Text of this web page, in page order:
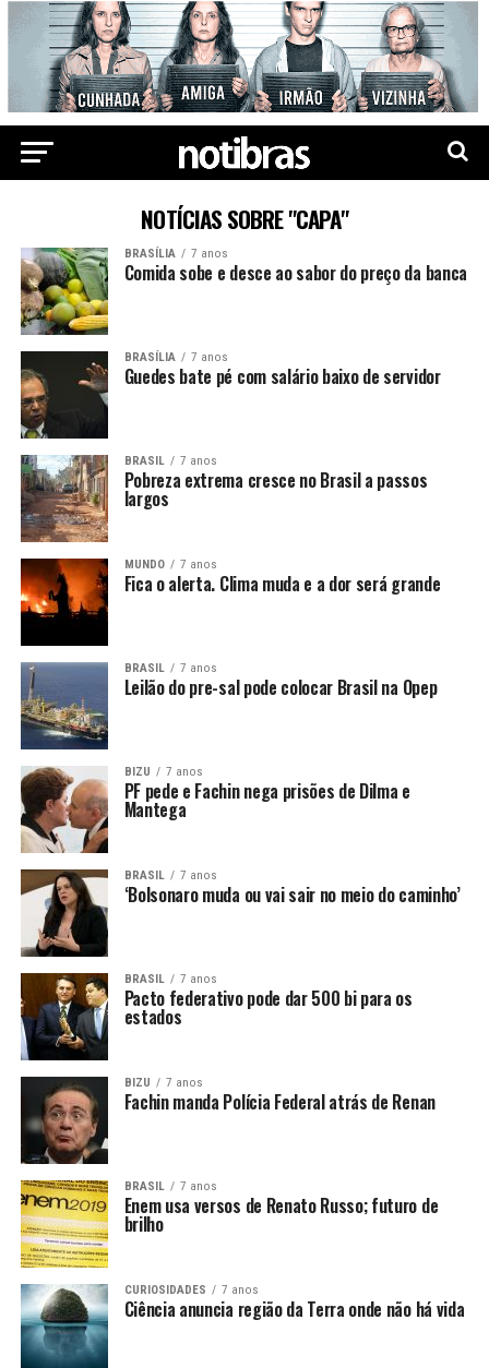
NOTÍCIAS SOBRE "CAPA"
BRASÍLIA 7 anos
Comida sobe e desce ao sabor do preço da banca
BRASÍLIA 7 anos
Guedes bate pé com salário baixo de servidor
BRASIL 7 anos
Pobreza extrema cresce no Brasil a passos
largos
MUNDO 7 anos
Fica o alerta. Clima muda e a dor será grande
BRASIL 7 anos
Leilão do pre-sal pode colocar Brasil na Opep
BIZU 7 anos
PF pede e Fachin nega prisões de Dilma e
Mantega
BRASIL 7 anos
‘Bolsonaro muda ou vai sair no meio do caminho’
BRASIL 7 anos
Pacto federativo pode dar 500 bi para os
estados
BIZU 7 anos
Fachin manda Polícia Federal atrás de Renan
BRASIL 7 anos
Enem usa versos de Renato Russo; futuro de
brilho
CURIOSIDADES 7 anos
Ciência anuncia região da Terra onde não há vida